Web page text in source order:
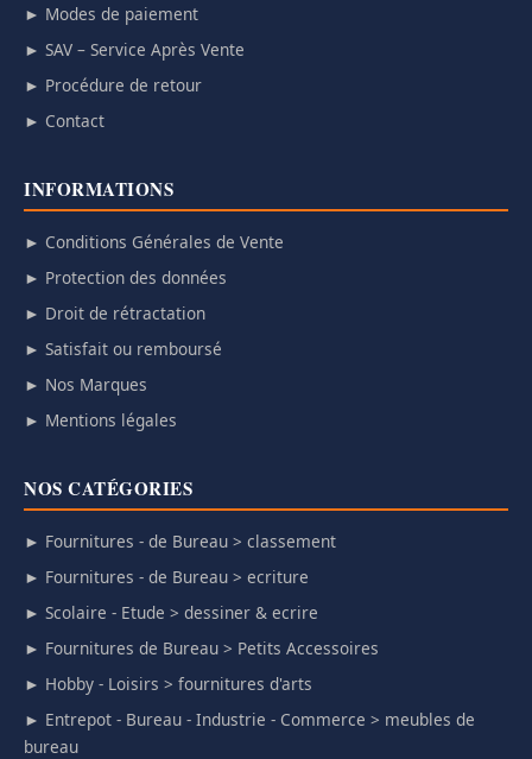
► Modes de paiement
► SAV – Service Après Vente
► Procédure de retour
► Contact
INFORMATIONS
► Conditions Générales de Vente
► Protection des données
► Droit de rétractation
► Satisfait ou remboursé
► Nos Marques
► Mentions légales
NOS CATÉGORIES
► Fournitures - de Bureau > classement
► Fournitures - de Bureau > ecriture
► Scolaire - Etude > dessiner & ecrire
► Fournitures de Bureau > Petits Accessoires
► Hobby - Loisirs > fournitures d'arts
► Entrepot - Bureau - Industrie - Commerce > meubles de
bureau